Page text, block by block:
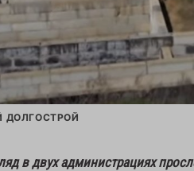
в двух администрациях